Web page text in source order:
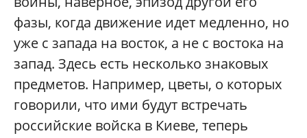
фазы, когда движение идет медленно, но
уже с запада на восток, а не с востока на
запад. Здесь есть несколько знаковых
предметов. Например, цветы, о которых
говорили, что ими будут встречать
российские войска в Киеве, теперь